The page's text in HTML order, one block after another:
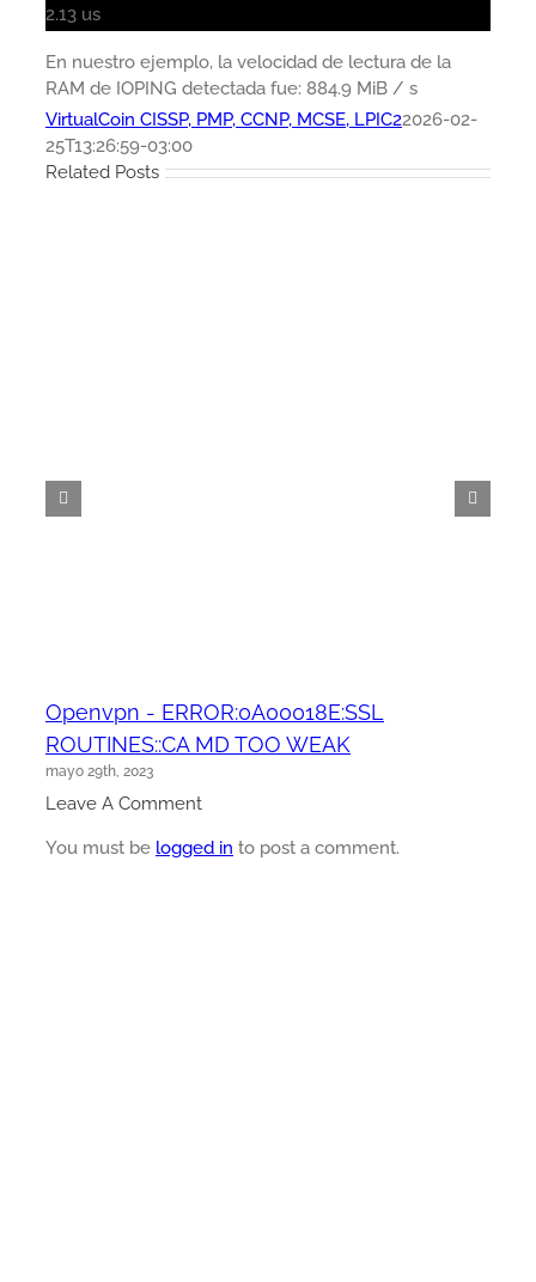
2.13 us
En nuestro ejemplo, la velocidad de lectura de la
RAM de IOPING detectada fue: 884.9 MiB / s
VirtualCoin CISSP, PMP, CCNP, MCSE, LPIC22026-02-
25T13:26:59-03:00
Related Posts
Openvpn - ERROR:0A00018E:SSL
ROUTINES::CA MD TOO WEAK
mayo 29th, 2023
Leave A Comment
You must be logged in to post a comment.